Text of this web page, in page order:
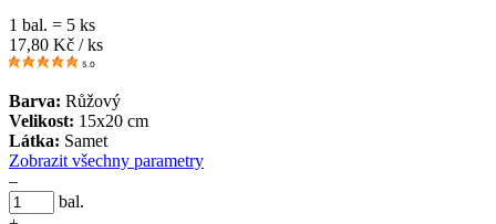
1 bal. = 5 ks
17,80 Kč / ks
5.0
Barva: Růžový
Velikost: 15x20 cm
Látka: Samet
Zobrazit všechny parametry
–
bal.